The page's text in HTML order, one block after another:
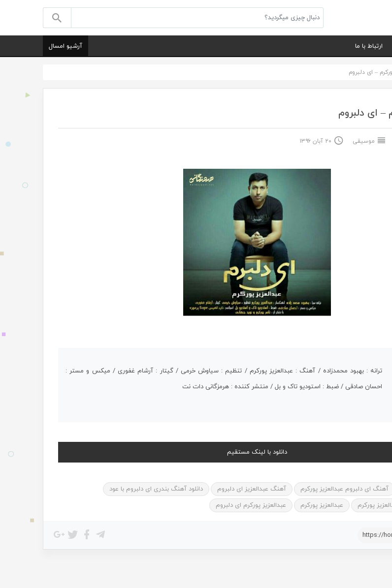
ارتباط با ما آرشیو امسال
– ای دلبروم
– ای دلبروم
موسیقی ۲۰ آبان ۱۳۹۶
ترانه : بهبود محمدزاده / آهنگ : عبدالعزیز پورکرم / تنظیم : سیاوش خرمی / گیتار : آرشام غفوری / میکس و مستر :
احسان صادقی / ضبط : استودیو تاک و بل / منتشر کننده : هرمزگانی دات نت
دانلود با لینک مستقیم
آهنگ ای دلبروم عبدالعزیز پورکرم آهنگ عبدالعزیز ای دلبروم
دانلود آهنگ بندری ای دلبروم با عود
پورکرم
عبدالعزیز پورکرم عبدالعزیز پورکرم ای دلبروم
https://